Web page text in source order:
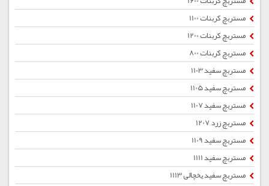
مستربچ کربنات 1100
مستربچ کربنات 1200
مستربچ کربنات 800
مستربچ سفید 1103
مستربچ سفید 1105
مستربچ سفید 1107
مستربچ زرد 1207
مستربچ سفید 1109
مستربچ سفید 1111
مستربچ سفید یخچالی 1113